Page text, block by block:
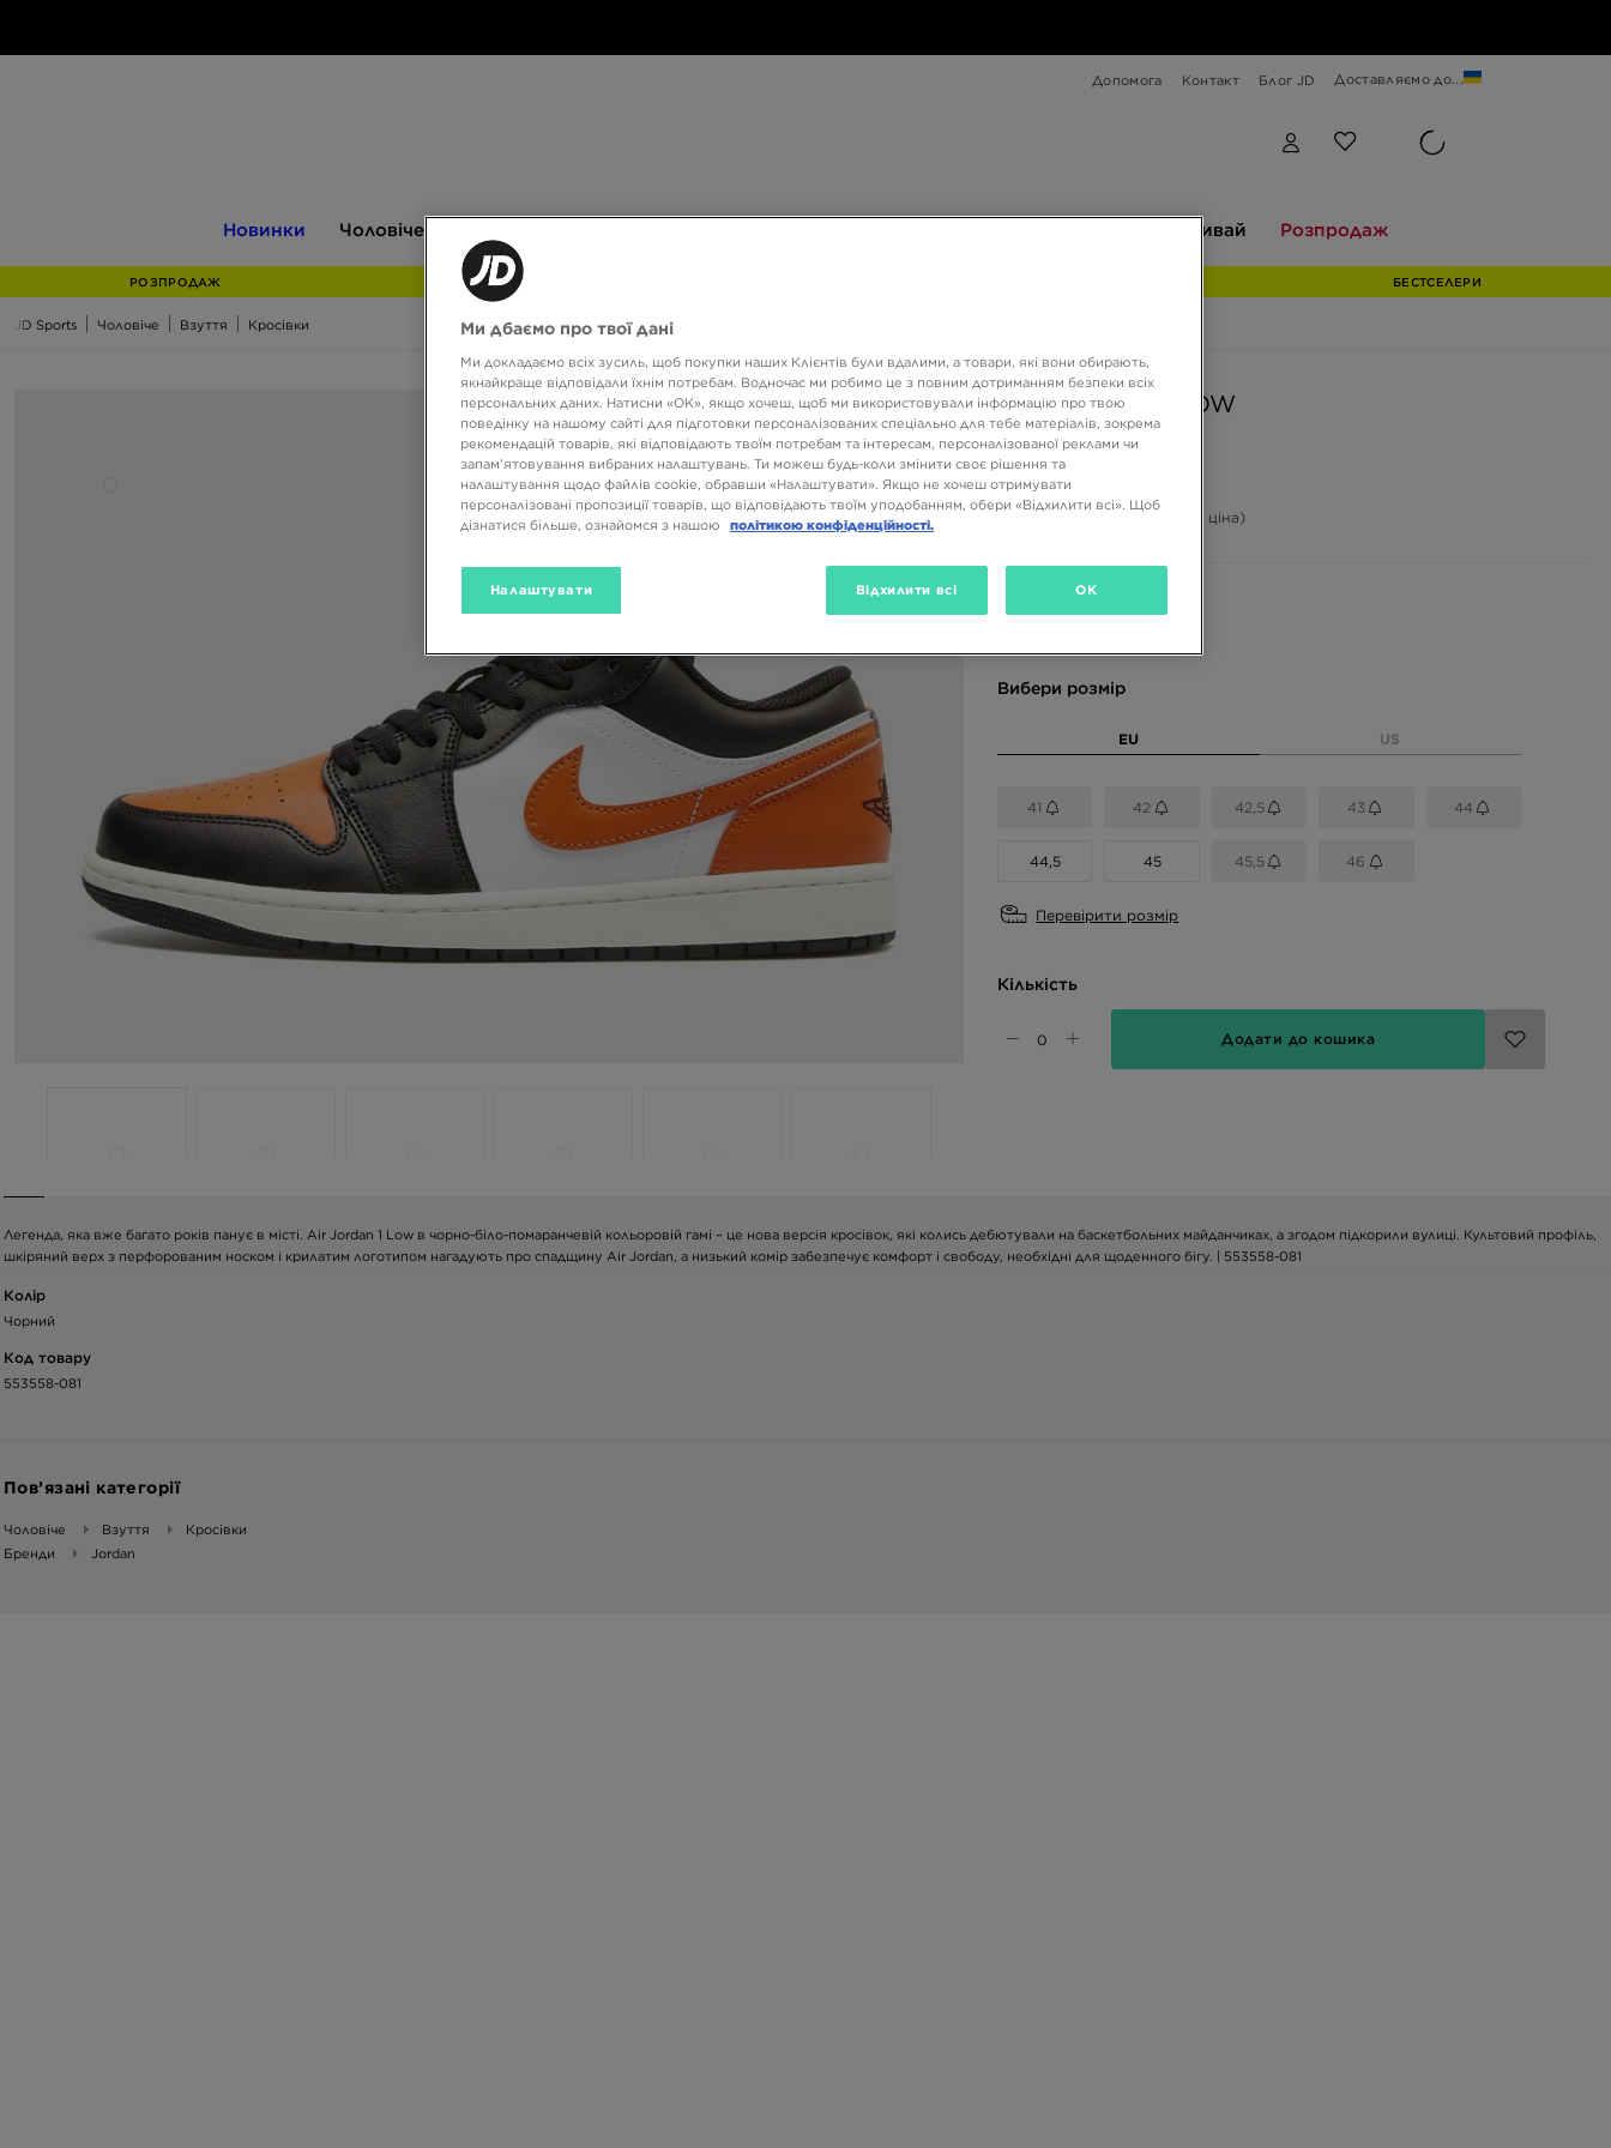
Допомога Контакт Блог JD Доставляємо до...
Новинки Чоловіче
Жіноче Дитяче Аксесуари
Only
Бренди Відкривай
Відкривай Розпродаж
РОЗПРОДАЖ БЕСТСЕЛЕРИ
JD Sports Чоловіче Взуття Кросівки
AIR JORDAN 1 LOW
3299 ГРН
6599 ГРН (Початкова ціна)
Вибери розмір
EU US
41 42 42,5 43 44
44,5 45 45,5 46
Перевірити розмір
Кількість
Додати до кошика
Легенда, яка вже багато років панує в місті. Air Jordan 1 Low в чорно-біло-помаранчевій кольоровій гамі – це нова версія кросівок, які колись дебютували на баскетбольних майданчиках, а згодом підкорили вулиці. Культовий профіль,
шкіряний верх з перфорованим носком і крилатим логотипом нагадують про спадщину Air Jordan, а низький комір забезпечує комфорт і свободу, необхідні для щоденного бігу. | 553558-081
Колір
Чорний
Код товару
553558-081
Пов’язані категорії
Чоловіче Взуття
Кросівки
Бренди
Jordan
Ми дбаємо про твої дані
Ми докладаємо всіх зусиль, щоб покупки наших Клієнтів були вдалими, а товари, які вони обирають,
якнайкраще відповідали їхнім потребам. Водночас ми робимо це з повним дотриманням безпеки всіх
персональних даних. Натисни «OK», якщо хочеш, щоб ми використовували інформацію про твою
поведінку на нашому сайті для підготовки персоналізованих спеціально для тебе матеріалів, зокрема
рекомендацій товарів, які відповідають твоїм потребам та інтересам, персоналізованої реклами чи
запам’ятовування вибраних налаштувань. Ти можеш будь-коли змінити своє рішення та
налаштування щодо файлів cookie, обравши «Налаштувати». Якщо не хочеш отримувати
персоналізовані пропозиції товарів, що відповідають твоїм уподобанням, обери «Відхилити всі». Щоб
дізнатися більше, ознайомся з нашою
політикою конфіденційності.
Налаштувати Відхилити всі OK